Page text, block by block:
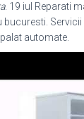
. 19 iul Reparati
Servicii .
automate.